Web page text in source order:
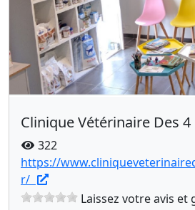
Clinique Vétérinaire Des
322
https://
r/
Laissez votre avis et